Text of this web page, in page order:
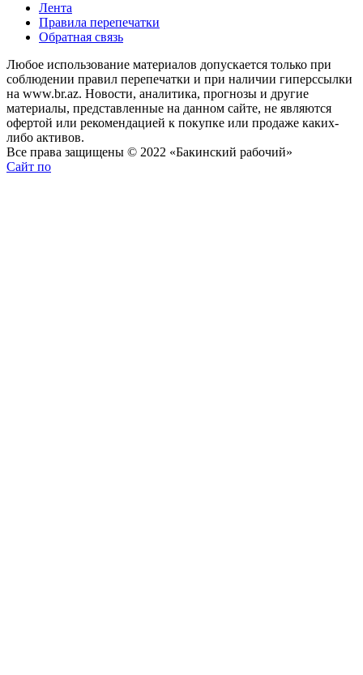
Лента
Правила перепечатки
Обратная связь
Любое использование материалов допускается только при
соблюдении правил перепечатки и при наличии гиперссылки
на www.br.az. Новости, аналитика, прогнозы и другие
материалы, представленные на данном сайте, не являются
офертой или рекомендацией к покупке или продаже каких-
либо активов.
Все права защищены © 2022 «Бакинский рабочий»
Сайт по